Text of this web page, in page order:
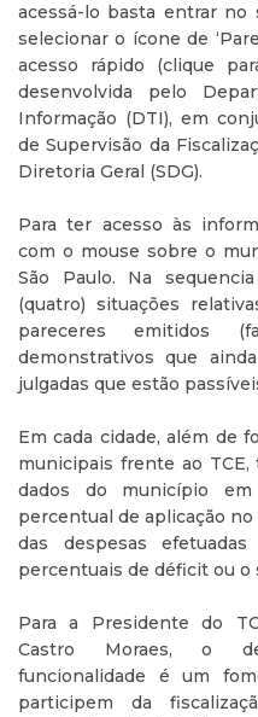
acessá-lo basta entrar
selecionar o ícone de
acesso rápido (clique
desenvolvida pelo
Informação (DTI), em
de Supervisão da
Diretoria Geral (SDG).
Para ter acesso às
com o mouse sobre o
São Paulo. Na
(quatro) situações
pareceres emitidos
demonstrativos que
julgadas que estão
Em cada cidade, além de
municipais frente ao
dados do município
percentual de aplicação
das despesas
percentuais de déficit ou o
Para a Presidente do
Castro Moraes, o
funcionalidade é um
participem da